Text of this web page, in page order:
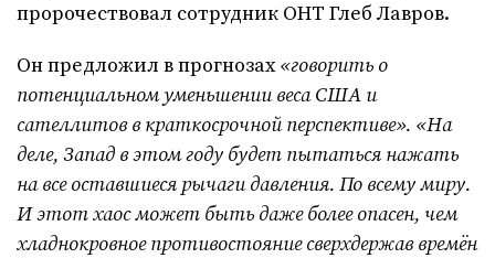
пророчествовал сотрудник ОНТ Глеб Лавров.
Он предложил в прогнозах«говорить о
потенциальном уменьшении веса США и
сателлитов в краткосрочной перспективе». «На
деле, Запад в этом году будет пытаться нажать
на все оставшиеся рычаги давления. По всему миру.
И этот хаос может быть даже более опасен, чем
хладнокровное противостояние сверхдержав времён